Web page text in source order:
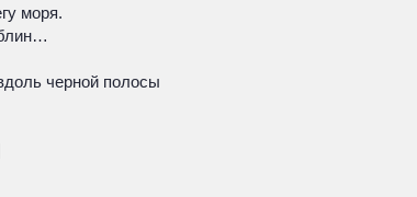
моря.
черной полосы